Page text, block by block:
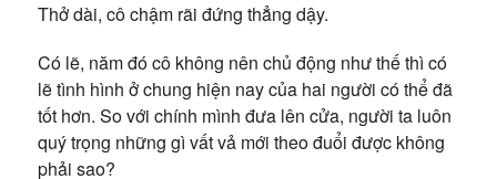
Thở dài, cô chậm rãi đứng thẳng dậy.
Có lẽ, năm đó cô không nên chủ động như thế thì có
lẽ tình hình ở chung hiện nay của hai người có thể đã
tốt hơn. So với chính mình đưa lên cửa, người ta luôn
quý trọng những gì vất vả mới theo đuổi được không
phải sao?